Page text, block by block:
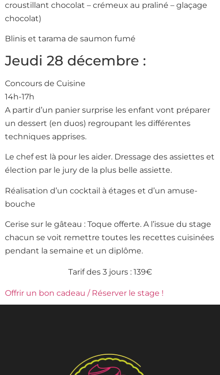
croustillant chocolat – crémeux au praliné – glaçage
chocolat)
Blinis et tarama de saumon fumé
Jeudi 28 décembre :
Concours de Cuisine
14h-17h
A partir d’un panier surprise les enfant vont préparer
un dessert (en duos) regroupant les différentes
techniques apprises.
Le chef est là pour les aider. Dressage des assiettes et
élection par le jury de la plus belle assiette.
Réalisation d’un cocktail à étages et d’un amuse-
bouche
Cerise sur le gâteau : Toque offerte. A l’issue du stage
chacun se voit remettre toutes les recettes cuisinées
pendant la semaine et un diplôme.
Tarif des 3 jours : 139€
Offrir un bon cadeau / Réserver le stage !